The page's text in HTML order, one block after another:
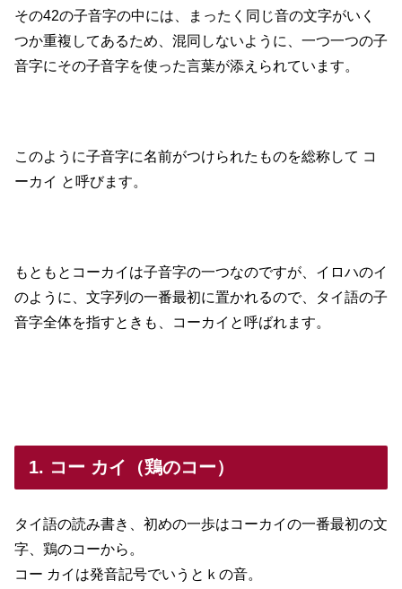
その42の子音字の中には、まったく同じ音の文字がいく
つか重複してあるため、混同しないように、一つ一つの子
音字にその子音字を使った言葉が添えられています。
このように子音字に名前がつけられたものを総称して コ
ーカイ と呼びます。
もともとコーカイは子音字の一つなのですが、イロハのイ
のように、文字列の一番最初に置かれるので、タイ語の子
音字全体を指すときも、コーカイと呼ばれます。
1. コー カイ（鶏のコー）
タイ語の読み書き、初めの一歩はコーカイの一番最初の文
字、鶏のコーから。
コー カイは発音記号でいうとｋの音。